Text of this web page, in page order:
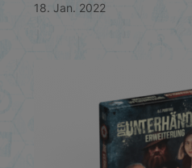
18. Jan. 2022